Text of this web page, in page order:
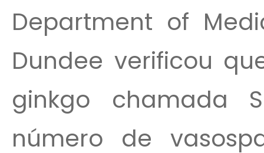
Department of
Dundee verificou
ginkgo chamada
número de